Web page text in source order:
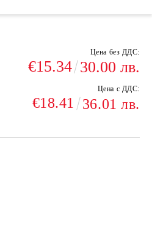
Цена без ДДС:
€15.34 30.00 лв.
Цена с ДДС:
€18.41 36.01 лв.